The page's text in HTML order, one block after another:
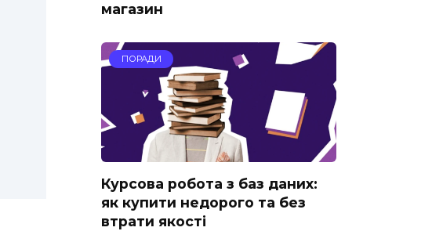
магазин
ПОРАДИ
Курсова робота з баз даних:
як купити недорого та без
втрати якості